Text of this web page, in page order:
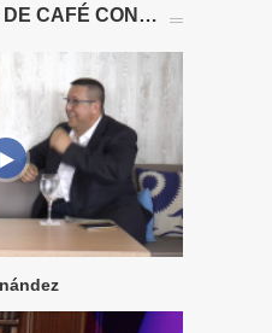
DE CAFÉ CON…